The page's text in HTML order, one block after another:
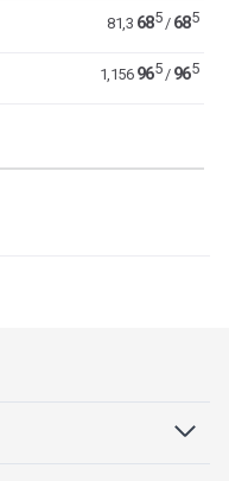
81,3 685/ 685
1,156 965/ 965